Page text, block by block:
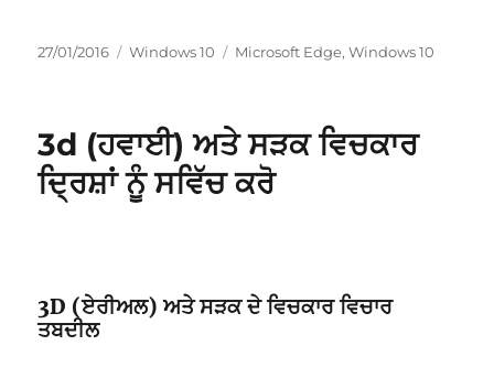
ਸੰਪਾਦਿਤ
27/01/2016 ਸ਼੍ਰੇਣੀਆਂ
Windows 10 ਟੈਗ
Microsoft Edge,Windows 10
3d (ਹਵਾਈ) ਅਤੇ ਸੜਕ ਵਿਚਕਾਰ
ਦ੍ਰਿਸ਼ਾਂ ਨੂੰ ਸਵਿੱਚ ਕਰੋ
3D (ਏਰੀਅਲ) ਅਤੇ ਸੜਕ ਦੇ ਵਿਚਕਾਰ ਵਿਚਾਰ
ਤਬਦੀਲ